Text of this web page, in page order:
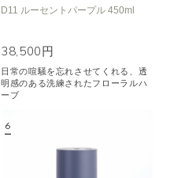
D11 ルーセントパープル 450ml
38,500円
日常の喧騒を忘れさせてくれる、透
明感のある洗練されたフローラルハ
ーブ